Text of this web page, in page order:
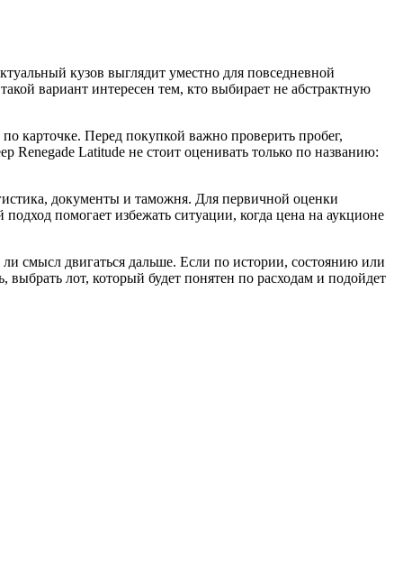
кузов выглядит уместно для повседневной
такой вариант интересен тем, кто выбирает не абстрактную
карточке. Перед покупкой важно проверить пробег,
Renegade Latitude не стоит оценивать только по названию:
документы и таможня. Для первичной оценки
помогает избежать ситуации, когда цена на аукционе
смысл двигаться дальше. Если по истории, состоянию или
выбрать лот, который будет понятен по расходам и подойдет